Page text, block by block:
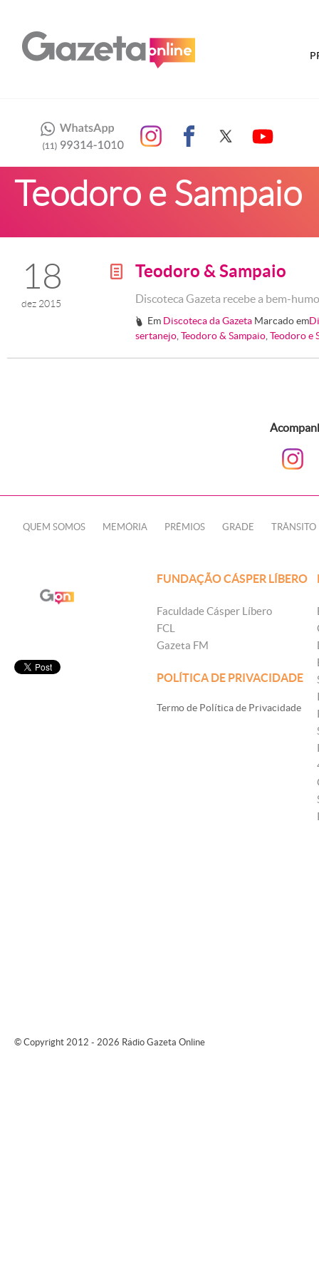
Teodoro e Sampaio
18
dez 2015
g Teodoro & Sampaio
Discoteca Gazeta recebe a bem-
# Em Discoteca da Gazeta Marcado em
sertanejo Teodoro & Sampaio Teodoro e
QUEM SOMOS MEMÓRIA PRÊMIOS GRADE TRÂNSITO
FUNDAÇÃO CÁSPER LÍBERO
Faculdade Cásper Líbero
FCL
Gazeta FM
POLÍTICA DE PRIVACIDADE
Termo de Política de Privacidade
© Copyright 2012 - 2026 Rádio Gazeta Online